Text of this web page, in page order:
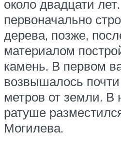
около двадцати
первоначально
дерева, позже,
материалом
камень. В первом
возвышалось
метров от земли.
ратуше
Могилева.